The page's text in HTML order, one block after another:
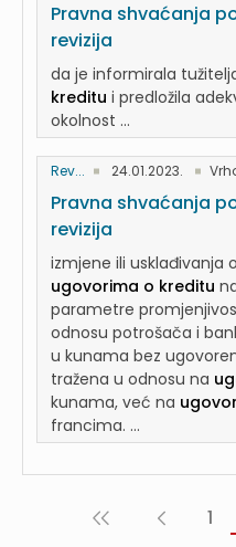
Pravna shvaćanja
revizija
da je informirala
kreditu i predložila
okolnost ...
Rev... 24.01.2023.
Pravna shvaćanja
revizija
izmjene ili usklađivanja
ugovorima o kreditu
parametre
odnosu potrošača i
u kunama bez
tražena u odnosu na
kunama, već na
francima. ...
«
1